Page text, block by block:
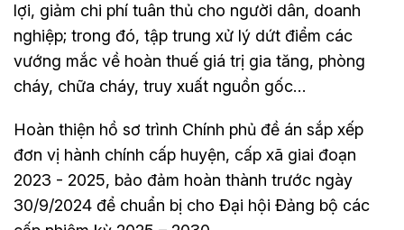
lợi, giảm chi phí tuân thủ cho người dân, doanh
nghiệp; trong đó, tập trung xử lý dứt điểm các
vướng mắc về hoàn thuế giá trị gia tăng, phòng
cháy, chữa cháy, truy xuất nguồn gốc…
Hoàn thiện hồ sơ trình Chính phủ đề án sắp xếp
đơn vị hành chính cấp huyện, cấp xã giai đoạn
2023 - 2025, bảo đảm hoàn thành trước ngày
30/9/2024 để chuẩn bị cho Đại hội Đảng bộ các